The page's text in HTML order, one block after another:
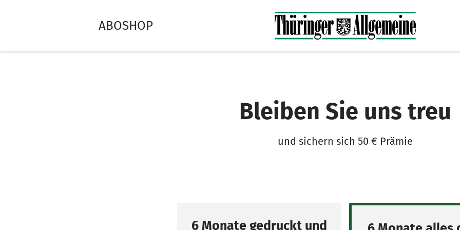
ABOSHOP
Bleiben Sie uns treu
und sichern sich 50 € Prämie
6 Monate gedruckt und